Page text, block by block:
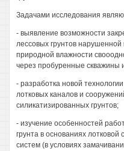
Задачами исследования
- выявление возможности
лессовых грунтов
природной влажности
через пробуренные скважины
- разработка новой
лотковых каналов и
силикатизированных грунтов;
- изучение особенностей
грунта в основаниях
систем (в условиях